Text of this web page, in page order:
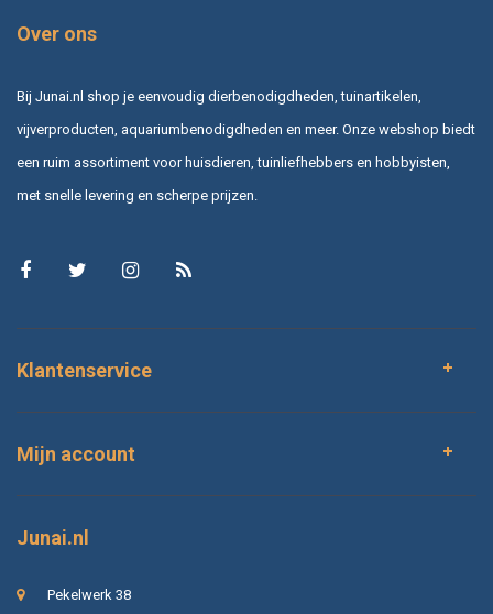
Over ons
Bij Junai.nl shop je eenvoudig dierbenodigdheden, tuinartikelen,
vijverproducten, aquariumbenodigdheden en meer. Onze webshop biedt
een ruim assortiment voor huisdieren, tuinliefhebbers en hobbyisten,
met snelle levering en scherpe prijzen.
Klantenservice
Mijn account
Junai.nl
Pekelwerk 38